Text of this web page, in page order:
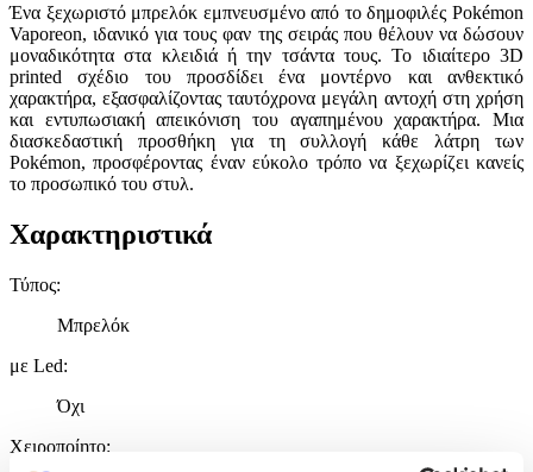
Ένα ξεχωριστό μπρελόκ εμπνευσμένο από το δημοφιλές Pokémon
Vaporeon, ιδανικό για τους φαν της σειράς που θέλουν να δώσουν
μοναδικότητα στα κλειδιά ή την τσάντα τους. Το ιδιαίτερο 3D
printed σχέδιο του προσδίδει ένα μοντέρνο και ανθεκτικό
χαρακτήρα, εξασφαλίζοντας ταυτόχρονα μεγάλη αντοχή στη χρήση
και εντυπωσιακή απεικόνιση του αγαπημένου χαρακτήρα. Μια
διασκεδαστική προσθήκη για τη συλλογή κάθε λάτρη των
Pokémon, προσφέροντας έναν εύκολο τρόπο να ξεχωρίζει κανείς
το προσωπικό του στυλ.
Χαρακτηριστικά
Τύπος:
Μπρελόκ
με Led:
Όχι
Χειροποίητο: